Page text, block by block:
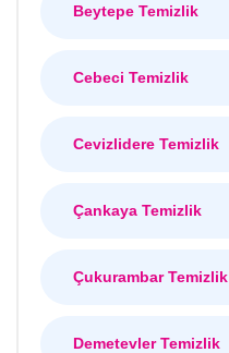
Beytepe Temizlik
Cebeci Temizlik
Cevizlidere Temizlik
Çankaya Temizlik
Çukurambar Temizlik
Demetevler Temizlik